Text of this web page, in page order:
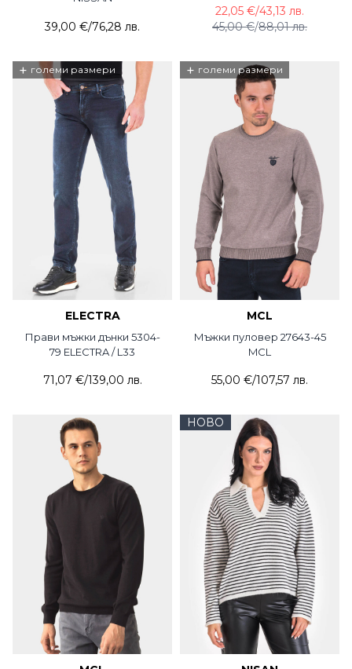
39,00 €/76,28 лв. 45,00 €/88,01 лв.
22,05 €/43,13 лв.
+ големи размери
ELECTRA
Прави мъжки дънки 5304-
79 ELECTRA / L33
71,07 €/139,00 лв.
+ големи размери
MCL
Мъжки пуловер 27643-45
MCL
55,00 €/107,57 лв.
НОВО